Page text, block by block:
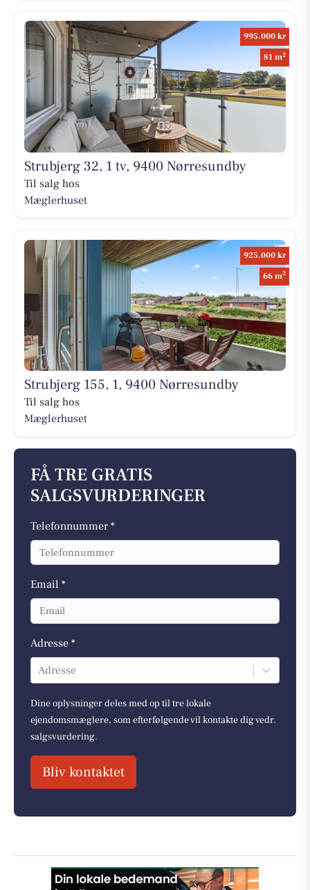
995.000 kr
81 m2
Strubjerg 32, 1 tv, 9400 Nørresundby
Til salg hos
Mæglerhuset
925.000 kr
66 m2
Strubjerg 155, 1, 9400 Nørresundby
Til salg hos
Mæglerhuset
FÅ TRE GRATIS
SALGSVURDERINGER
Telefonnummer *
Email *
Adresse *
Adresse
Dine oplysninger deles med op til tre lokale
ejendomsmæglere, som efterfølgende vil kontakte dig vedr.
salgsvurdering.
Bliv kontaktet